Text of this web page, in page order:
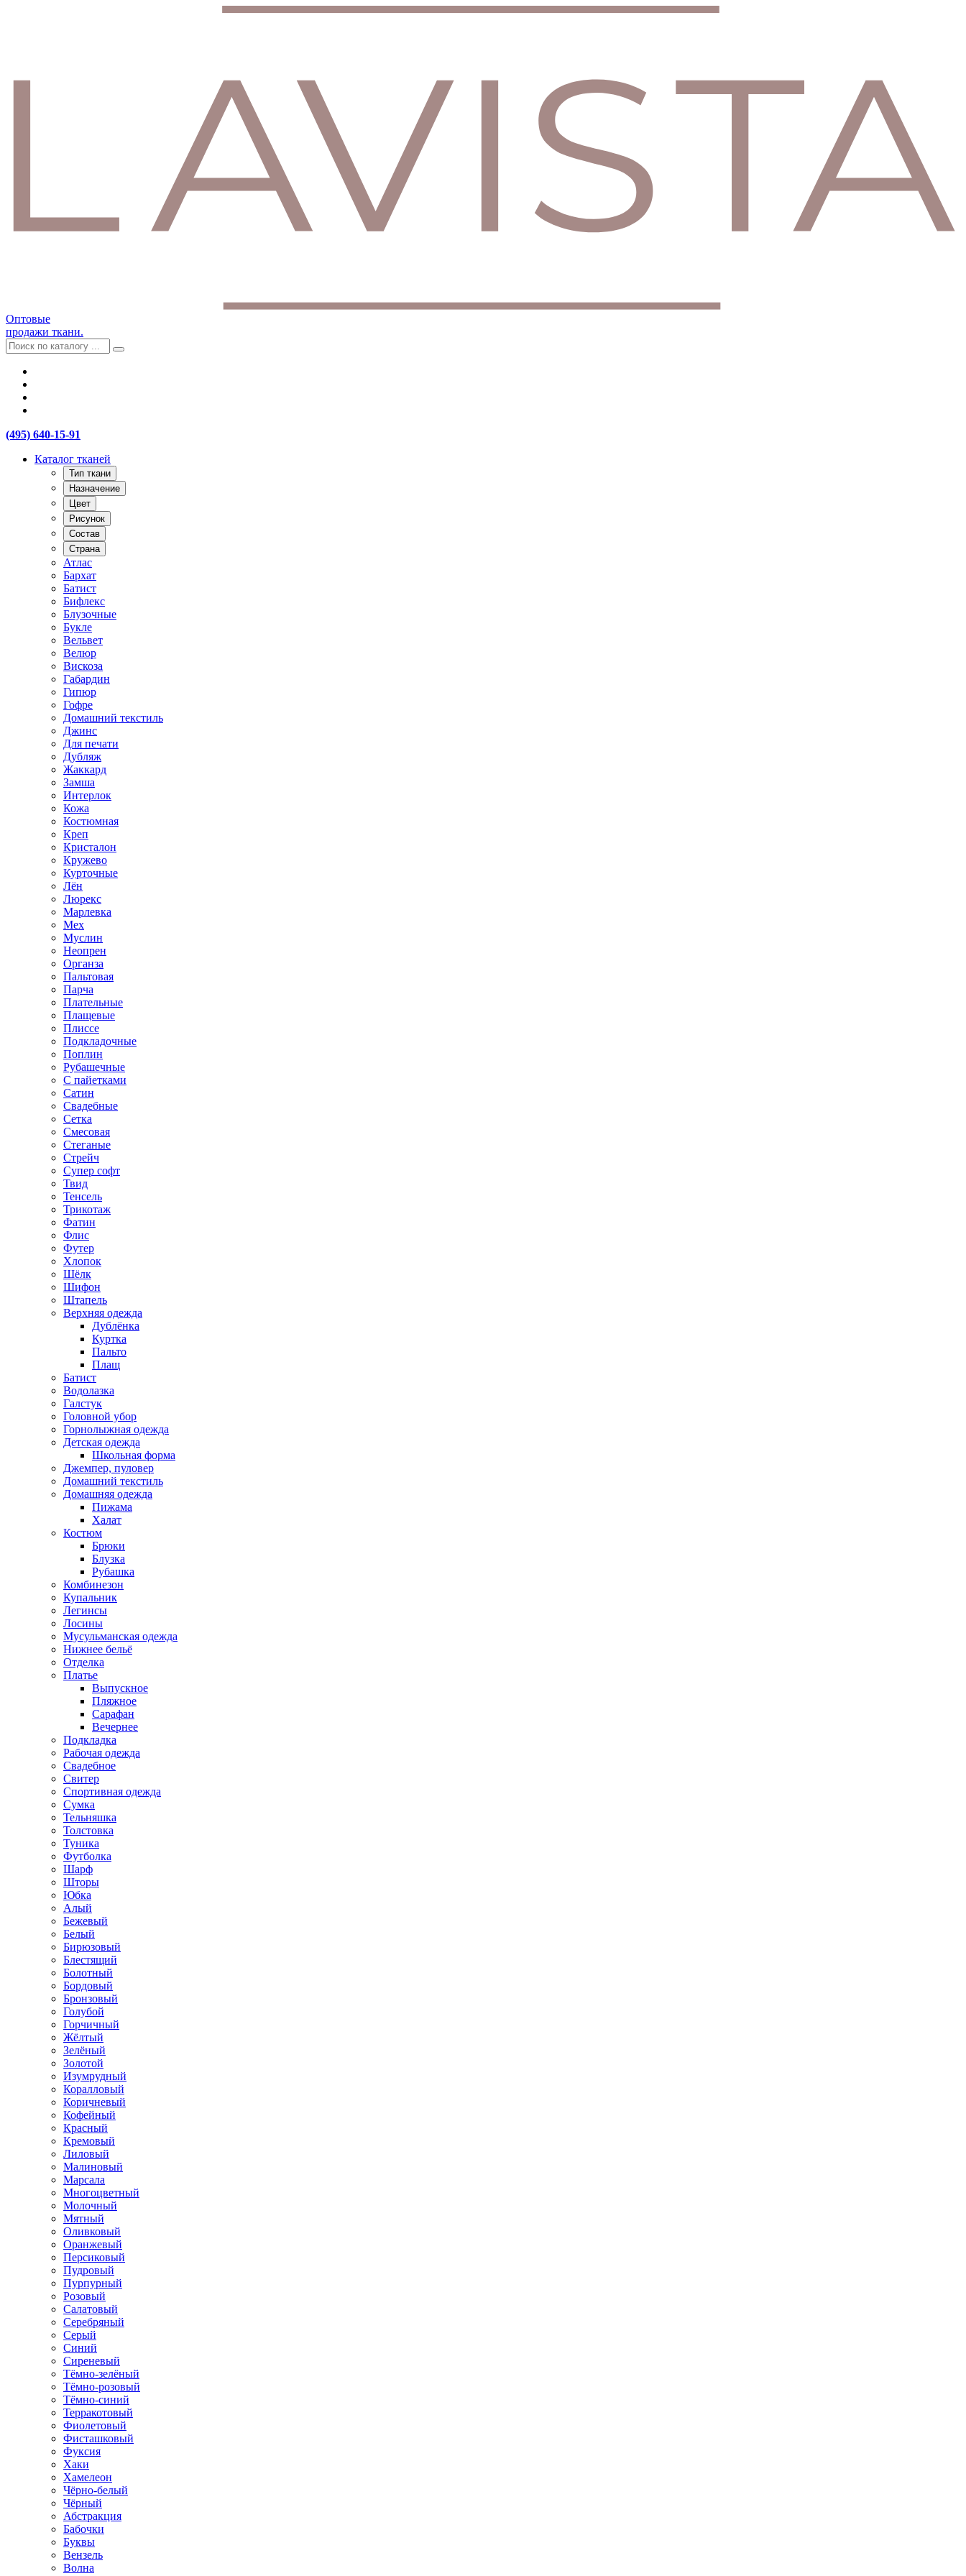
Оптовые
продажи ткани.
(495) 640-15-91
Каталог тканей
Тип ткани
Назначение
Цвет
Рисунок
Состав
Страна
Атлас
Бархат
Батист
Бифлекс
Блузочные
Букле
Вельвет
Велюр
Вискоза
Габардин
Гипюр
Гофре
Домашний текстиль
Джинс
Для печати
Дубляж
Жаккард
Замша
Интерлок
Кожа
Костюмная
Креп
Кристалон
Кружево
Курточные
Лён
Люрекс
Марлевка
Мех
Муслин
Неопрен
Органза
Пальтовая
Парча
Плательные
Плащевые
Плиссе
Подкладочные
Поплин
Рубашечные
С пайетками
Сатин
Свадебные
Сетка
Смесовая
Стеганые
Стрейч
Супер софт
Твид
Тенсель
Трикотаж
Фатин
Флис
Футер
Хлопок
Шёлк
Шифон
Штапель
Верхняя одежда
Дублёнка
Куртка
Пальто
Плащ
Батист
Водолазка
Галстук
Головной убор
Горнолыжная одежда
Детская одежда
Школьная форма
Джемпер, пуловер
Домашний текстиль
Домашняя одежда
Пижама
Халат
Костюм
Брюки
Блузка
Рубашка
Комбинезон
Купальник
Легинсы
Лосины
Мусульманская одежда
Нижнее бельё
Отделка
Платье
Выпускное
Пляжное
Сарафан
Вечернее
Подкладка
Рабочая одежда
Свадебное
Свитер
Спортивная одежда
Сумка
Тельняшка
Толстовка
Туника
Футболка
Шарф
Шторы
Юбка
Алый
Бежевый
Белый
Бирюзовый
Блестящий
Болотный
Бордовый
Бронзовый
Голубой
Горчичный
Жёлтый
Зелёный
Золотой
Изумрудный
Коралловый
Коричневый
Кофейный
Красный
Кремовый
Лиловый
Малиновый
Марсала
Многоцветный
Молочный
Мятный
Оливковый
Оранжевый
Персиковый
Пудровый
Пурпурный
Розовый
Салатовый
Серебряный
Серый
Синий
Сиреневый
Тёмно-зелёный
Тёмно-розовый
Тёмно-синий
Терракотовый
Фиолетовый
Фисташковый
Фуксия
Хаки
Хамелеон
Чёрно-белый
Чёрный
Абстракция
Бабочки
Буквы
Вензель
Волна